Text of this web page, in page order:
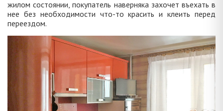
жилом состоянии, покупатель наверняка захочет въехать в
нее без необходимости что-то красить и клеить перед
переездом.